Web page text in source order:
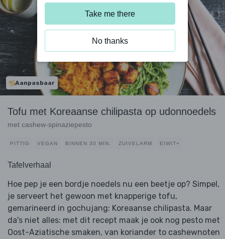
Aanpasbaar
Tofu met Koreaanse chilipasta op udonnoedels
met cashew-spinaziepesto
PITTIG VEGAN BINNEN 30 MIN. ZUIVELARM EIWIT+
Tafelverhaal
Hoe pep je een bordje noedels nu een beetje op? Simpel,
je serveert het gewoon met knapperige tofu,
gemarineerd in gochujang: Koreaanse chilipasta. Maar
da's niet alles: met dit recept maak je ook nog pesto met
Oost-Aziatische smaken, van koriander to cashewnoten
Take me there
No thanks